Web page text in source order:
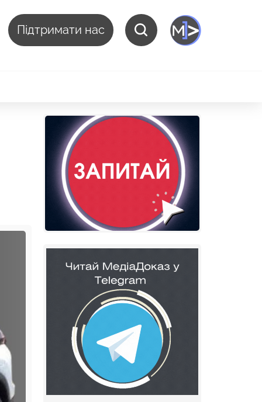
Підтримати нас